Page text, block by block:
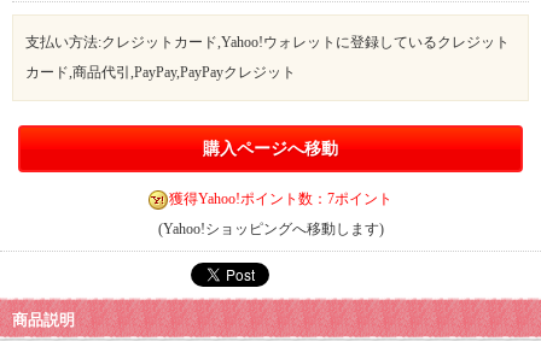
支払い方法:クレジットカード,Yahoo!ウォレットに登録しているクレジット
カード,商品代引,PayPay,PayPayクレジット
購入ページへ移動
獲得Yahoo!ポイント数：7ポイント
(Yahoo!ショッピングへ移動します)
商品説明